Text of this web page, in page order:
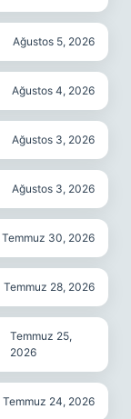
Ağustos 5, 2026
Ağustos 4, 2026
Ağustos 3, 2026
Ağustos 3, 2026
Temmuz 30, 2026
Temmuz 28, 2026
Temmuz 25,
2026
Temmuz 24, 2026